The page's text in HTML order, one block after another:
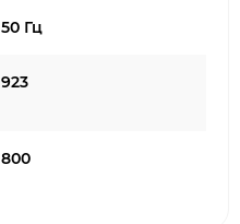
50 Гц
923
800